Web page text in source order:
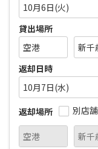
10月6日(火)
貸出場所
返却日時
10月7日(水)
返却場所
別店